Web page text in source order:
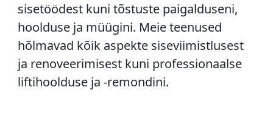
sisetöödest kuni tõstuste paigalduseni,
hoolduse ja müügini. Meie teenused
hõlmavad kõik aspekte siseviimistlusest
ja renoveerimisest kuni professionaalse
liftihoolduse ja -remondini.